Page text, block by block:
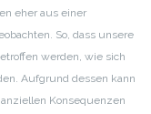
eher aus einer
So, dass unsere
werden, wie sich
Aufgrund dessen kann
Konsequenzen